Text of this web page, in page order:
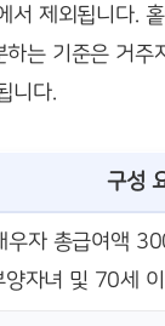
서 제외됩니다.
하는 기준은 거주
니다.
구성
우자 총급여액
양자녀 및 70세